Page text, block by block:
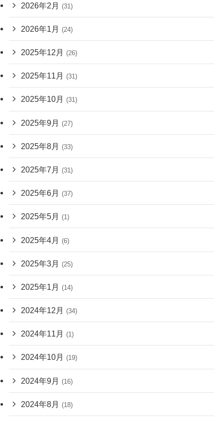
2026年2月 (31)
2026年1月 (24)
2025年12月 (26)
2025年11月 (31)
2025年10月 (31)
2025年9月 (27)
2025年8月 (33)
2025年7月 (31)
2025年6月 (37)
2025年5月 (1)
2025年4月 (6)
2025年3月 (25)
2025年1月 (14)
2024年12月 (34)
2024年11月 (1)
2024年10月 (19)
2024年9月 (16)
2024年8月 (18)